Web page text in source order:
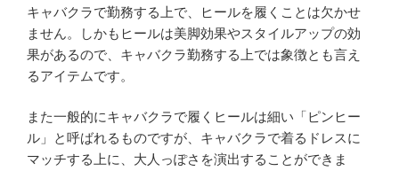
キャバクラで勤務する上で、ヒールを履くことは欠かせ
ません。しかもヒールは美脚効果やスタイルアップの効
果があるので、キャバクラ勤務する上では象徴とも言え
るアイテムです。
また一般的にキャバクラで履くヒールは細い「ピンヒー
ル」と呼ばれるものですが、キャバクラで着るドレスに
マッチする上に、大人っぽさを演出することができま